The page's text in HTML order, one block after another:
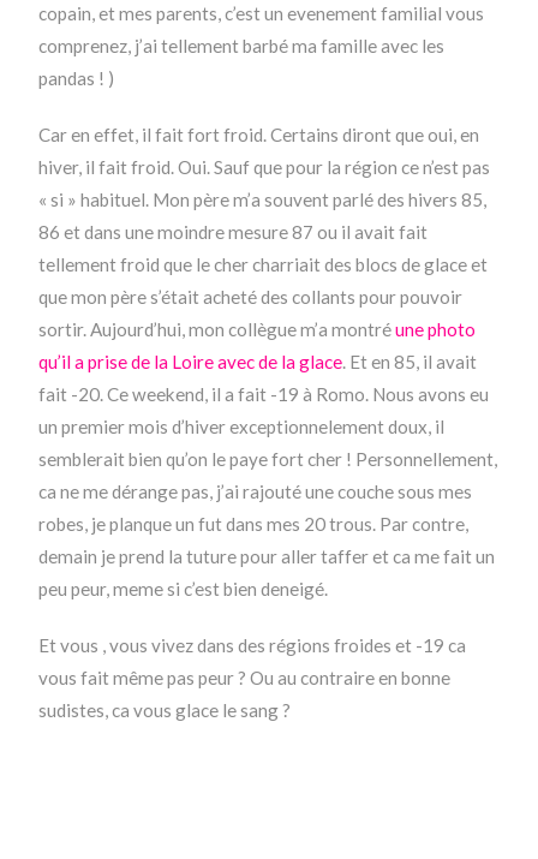
copain, et mes parents, c’est un evenement familial vous
comprenez, j’ai tellement barbé ma famille avec les
pandas ! )
Car en effet, il fait fort froid. Certains diront que oui, en
hiver, il fait froid. Oui. Sauf que pour la région ce n’est pas
« si » habituel. Mon père m’a souvent parlé des hivers 85,
86 et dans une moindre mesure 87 ou il avait fait
tellement froid que le cher charriait des blocs de glace et
que mon père s’était acheté des collants pour pouvoir
sortir. Aujourd’hui, mon collègue m’a montréune photo
qu’il a prise de la Loire avec de la glace. Et en 85, il avait
fait -20. Ce weekend, il a fait -19 à Romo. Nous avons eu
un premier mois d’hiver exceptionnelement doux, il
semblerait bien qu’on le paye fort cher ! Personnellement,
ca ne me dérange pas, j’ai rajouté une couche sous mes
robes, je planque un fut dans mes 20 trous. Par contre,
demain je prend la tuture pour aller taffer et ca me fait un
peu peur, meme si c’est bien deneigé.
Et vous , vous vivez dans des régions froides et -19 ca
vous fait même pas peur ? Ou au contraire en bonne
sudistes, ca vous glace le sang ?